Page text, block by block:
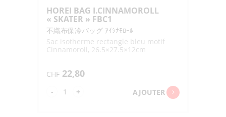
HOREI BAG I.CINNAMOROLL
« SKATER » FBC1
不織布保冷バッグ ｱｲｼﾅﾓﾛｰﾙ
Sac isotherme rectangle bleu motif
Cinnamoroll, 26.5×27.5×12cm
CHF 22,80
-
quantité
+ AJOUTER